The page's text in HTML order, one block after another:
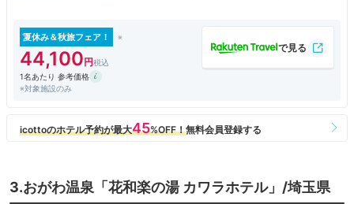
夏休み＆秋旅フェア！
44,100
1名あたり 参考価格
※対象施設のみ
3.おがわ温泉「花和楽の湯 カワラホテル」/埼玉県